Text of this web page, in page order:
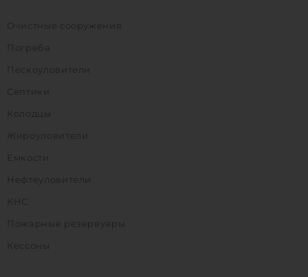
Очистные сооружения
Погреба
Пескоуловители
Септики
Колодцы
Жироуловители
Емкости
Нефтеуловители
КНС
Пожарные резервуары
Кессоны